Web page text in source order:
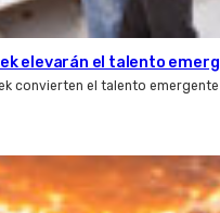
elevarán el talento
convierten el talento